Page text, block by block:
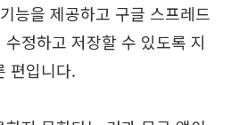
능을 제공하고 구글 스프레드
정하고 저장할 수 있도록 지
편입니다.